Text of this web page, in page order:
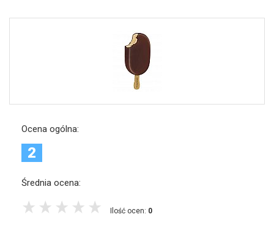
Ocena ogólna:
2
Średnia ocena:
Ilość ocen: 0